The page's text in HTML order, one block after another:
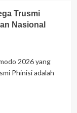
Trusmi
Nasional
2026 yang
Phinisi adalah